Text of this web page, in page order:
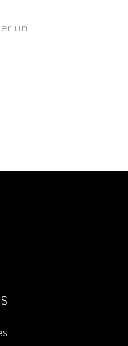
un